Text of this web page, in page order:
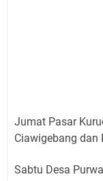
Jumat Pasar
Ciawigebang dan
Sabtu Desa